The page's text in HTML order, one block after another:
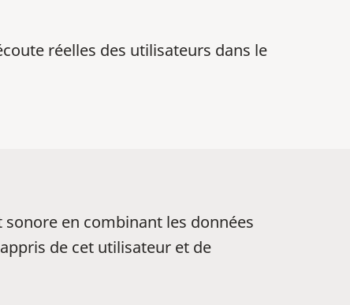
réelles des utilisateurs dans le
en combinant les données
de cet utilisateur et de